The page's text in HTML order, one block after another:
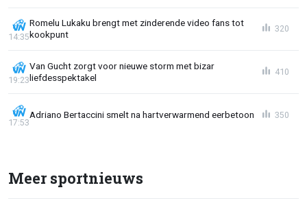
Romelu Lukaku brengt met zinderende video fans tot
kookpunt
14:35
320
Van Gucht zorgt voor nieuwe storm met bizar
liefdesspektakel
19:23
410
Adriano Bertaccini smelt na hartverwarmend eerbetoon
17:53
350
Meer sportnieuws